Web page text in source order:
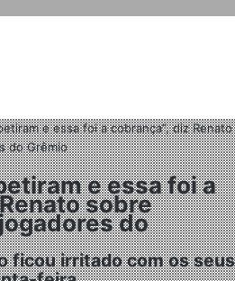
e essa foi a cobrança”, diz Renato
do Grêmio
e essa foi a
sobre
do
ficou irritado com os seus